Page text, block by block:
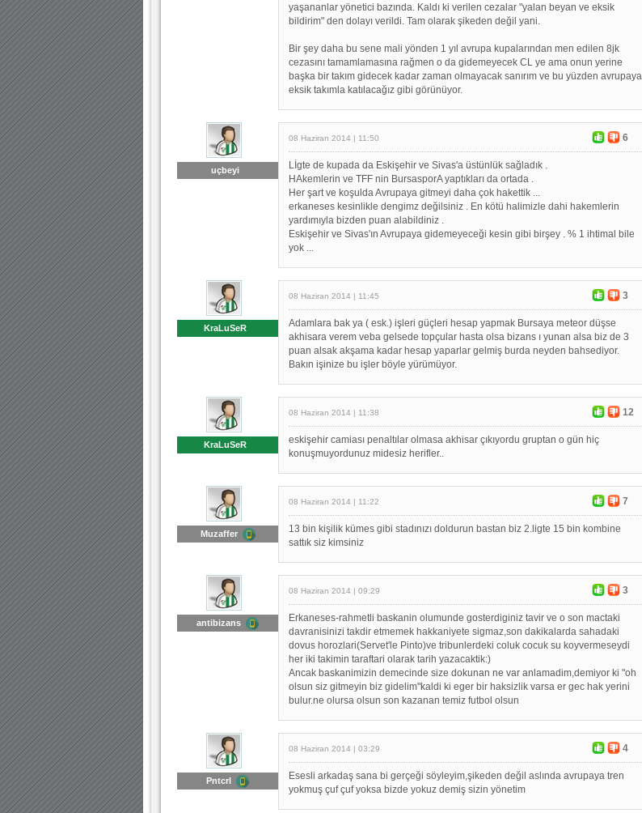
yaşananlar yönetici bazında. Kaldı ki verilen cezalar "yalan beyan ve eksik
bildirim" den dolayı verildi. Tam olarak şikeden değil yani.
Bir şey daha bu sene mali yönden 1 yıl avrupa kupalarından men edilen 8jk
cezasını tamamlamasına rağmen o da gidemeyecek CL ye ama onun yerine
başka bir takım gidecek kadar zaman olmayacak sanırım ve bu yüzden avrupaya
eksik takımla katılacağız gibi görünüyor.
uçbeyi
08 Haziran 2014 | 11:50 6
Lİgte de kupada da Eskişehir ve Sivas'a üstünlük sağladık .
HAkemlerin ve TFF nin BursasporA yaptıkları da ortada .
Her şart ve koşulda Avrupaya gitmeyi daha çok hakettik ...
erkaneses kesinlikle dengimz değilsiniz . En kötü halimizle dahi hakemlerin
yardımıyla bizden puan alabildiniz .
Eskişehir ve Sivas'ın Avrupaya gidemeyeceği kesin gibi birşey . % 1 ihtimal bile
yok ...
KraLuSeR
08 Haziran 2014 | 11:45 3
Adamlara bak ya ( esk.) işleri güçleri hesap yapmak Bursaya meteor düşse
akhisara verem veba gelsede topçular hasta olsa bizans ı yunan alsa biz de 3
puan alsak akşama kadar hesap yaparlar gelmiş burda neyden bahsediyor.
Bakın işinize bu işler böyle yürümüyor.
KraLuSeR
08 Haziran 2014 | 11:38 12
eskişehir camiası penaltılar olmasa akhisar çıkıyordu gruptan o gün hiç
konuşmuyordunuz midesiz herifler..
Muzaffer
08 Haziran 2014 | 11:22 7
13 bin kişilik kümes gibi stadınızı doldurun bastan biz 2.ligte 15 bin kombine
sattık siz kimsiniz
antibizans
08 Haziran 2014 | 09:29 3
Erkaneses-rahmetli baskanin olumunde gosterdiginiz tavir ve o son mactaki
davranisinizi takdir etmemek hakkaniyete sigmaz,son dakikalarda sahadaki
dovus horozlari(Servet'le Pinto)ve tribunlerdeki coluk cocuk su koyvermeseydi
her iki takimin taraftari olarak tarih yazacaktik:)
Ancak baskanimizin demecinde size dokunan ne var anlamadim,demiyor ki "oh
olsun siz gitmeyin biz gidelim"kaldi ki eger bir haksizlik varsa er gec hak yerini
bulur.ne olursa olsun son kazanan temiz futbol olsun
Pntcrl
08 Haziran 2014 | 03:29 4
Esesli arkadaş sana bi gerçeği söyleyim,şikeden değil aslında avrupaya tren
yokmuş çuf çuf yoksa bizde yokuz demiş sizin yönetim